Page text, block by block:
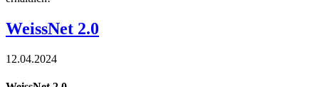
WeissNet 2.0
12.04.2024